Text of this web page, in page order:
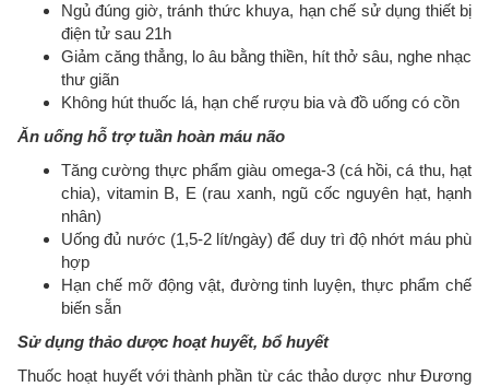
Ngủ đúng giờ, tránh thức khuya, hạn chế sử dụng thiết bị
điện tử sau 21h
Giảm căng thẳng, lo âu bằng thiền, hít thở sâu, nghe nhạc
thư giãn
Không hút thuốc lá, hạn chế rượu bia và đồ uống có cồn
Ăn uống hỗ trợ tuần hoàn máu não
Tăng cường thực phẩm giàu omega-3 (cá hồi, cá thu, hạt
chia), vitamin B, E (rau xanh, ngũ cốc nguyên hạt, hạnh
nhân)
Uống đủ nước (1,5-2 lít/ngày) để duy trì độ nhớt máu phù
hợp
Hạn chế mỡ động vật, đường tinh luyện, thực phẩm chế
biến sẵn
Sử dụng thảo dược hoạt huyết, bổ huyết
Thuốc hoạt huyết với thành phần từ các thảo dược như Đương